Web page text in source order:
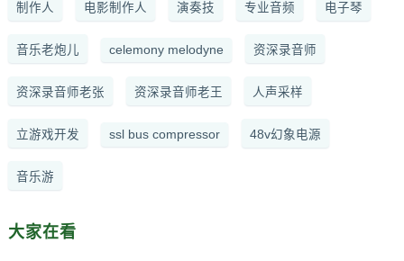
制作人 电影制作人 演奏技 专业音频 电子琴
音乐老炮儿 celemony melodyne 资深录音师
资深录音师老张 资深录音师老王 人声采样
立游戏开发 ssl bus compressor 48v幻象电源
音乐游
大家在看